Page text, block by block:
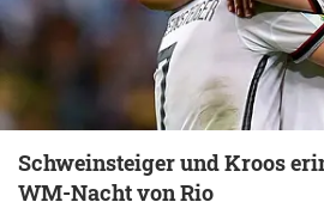
Schweinsteiger und Kroos
WM-Nacht von Rio